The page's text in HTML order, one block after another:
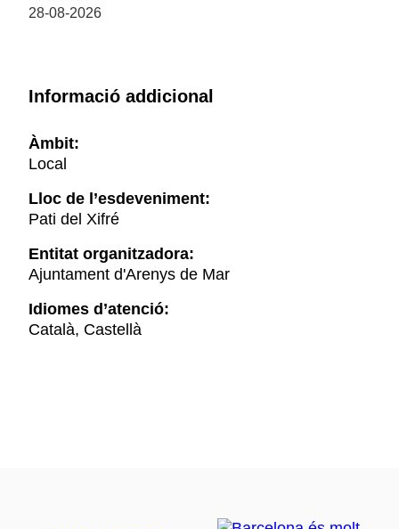
28-08-2026
Informació addicional
Àmbit:
Local
Lloc de l’esdeveniment:
Pati del Xifré
Entitat organitzadora:
Ajuntament d'Arenys de Mar
Idiomes d’atenció:
Català, Castellà